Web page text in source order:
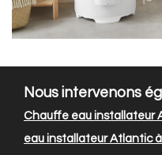
Nous intervenons
Chauffe eau installateur
eau installateur Atlantic à